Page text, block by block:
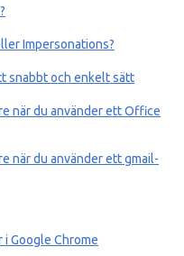
Impersonations?
snabbt och enkelt sätt
när du använder ett Office
när du använder ett gmail-
Google Chrome